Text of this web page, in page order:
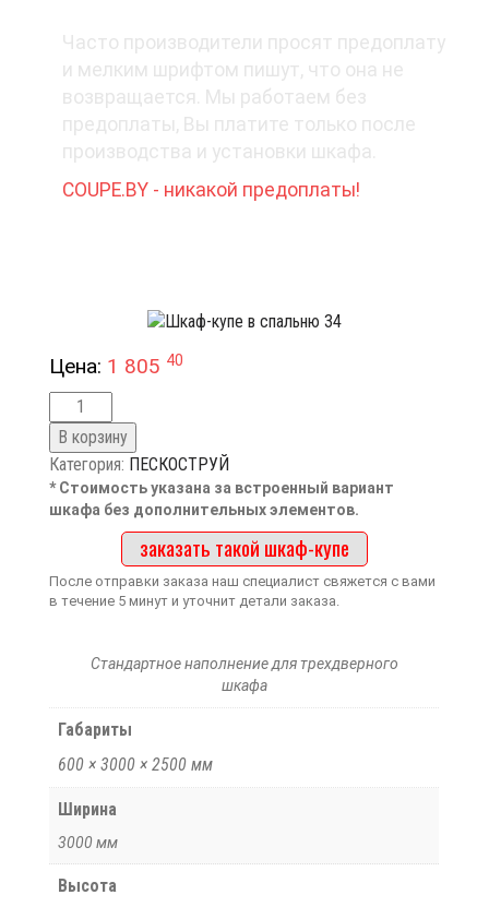
Часто производители просят предоплату
и мелким шрифтом пишут, что она не
возвращается. Мы работаем без
предоплаты, Вы платите только после
производства и установки шкафа.
COUPE.BY - никакой предоплаты!
Цена: 1 805 40
В корзину
Категория: ПЕСКОСТРУЙ
* Стоимость указана за встроенный вариант
шкафа без дополнительных элементов.
заказать такой шкаф-купе
После отправки заказа наш специалист свяжется с вами
в течение 5 минут и уточнит детали заказа.
Стандартное наполнение для трехдверного
шкафа
Габариты
600 × 3000 × 2500 мм
Ширина
3000 мм
Высота